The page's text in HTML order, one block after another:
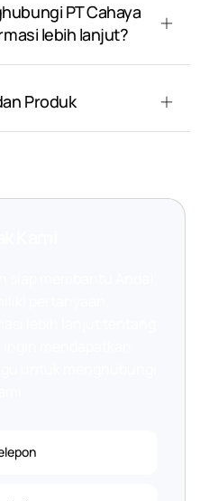
PT Cahaya
lebih lanjut?
Produk